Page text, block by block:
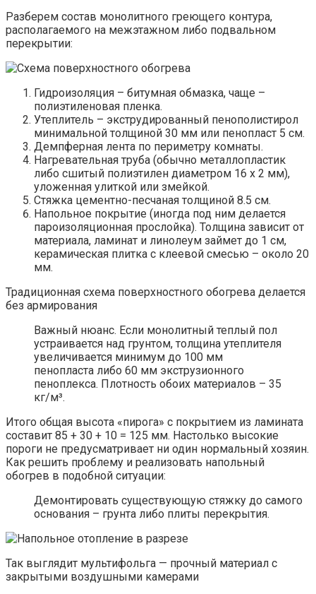
Разберем состав монолитного греющего контура,
располагаемого на межэтажном либо подвальном
перекрытии:
Гидроизоляция – битумная обмазка, чаще –
полиэтиленовая пленка.
Утеплитель – экструдированный пенополистирол
минимальной толщиной 30 мм или пенопласт 5 см.
Демпферная лента по периметру комнаты.
Нагревательная труба (обычно металлопластик
либо сшитый полиэтилен диаметром 16 х 2 мм),
уложенная улиткой или змейкой.
Стяжка цементно-песчаная толщиной 8.5 см.
Напольное покрытие (иногда под ним делается
пароизоляционная прослойка). Толщина зависит от
материала, ламинат и линолеум займет до 1 см,
керамическая плитка с клеевой смесью – около 20
мм.
Традиционная схема поверхностного обогрева делается
без армирования
Важный нюанс. Если монолитный теплый пол
устраивается над грунтом, толщина утеплителя
увеличивается минимум до 100 мм
пенопласта либо 60 мм экструзионного
пеноплекса. Плотность обоих материалов – 35
кг/м³.
Итого общая высота «пирога» с покрытием из ламината
составит 85 + 30 + 10 = 125 мм. Настолько высокие
пороги не предусматривает ни один нормальный хозяин.
Как решить проблему и реализовать напольный
обогрев в подобной ситуации:
Демонтировать существующую стяжку до самого
основания – грунта либо плиты перекрытия.
Так выглядит мультифольга — прочный материал с
закрытыми воздушными камерами